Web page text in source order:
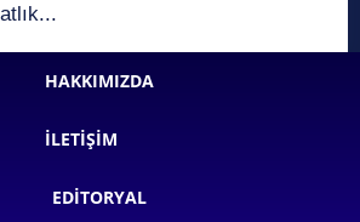
HAKKIMIZDA
İLETIŞIM
EDITORYAL